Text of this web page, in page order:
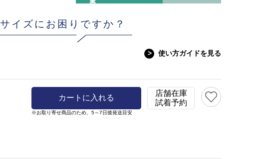
サイズにお困りですか？
> 使い方ガイドを見る
カートに入れる
※お取り寄せ商品のため、5～7日後発送目安
店舗在庫
試着予約